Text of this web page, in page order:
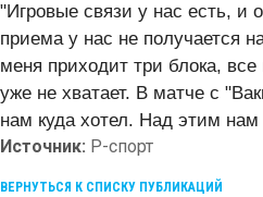
"Игровые связи у нас есть,
приема у нас не получается
меня приходит три блока,
уже не хватает. В матче с
нам куда хотел. Над этим
Источник: Р-спорт
ВЕРНУТЬСЯ К СПИСКУ ПУБЛИКАЦИЙ